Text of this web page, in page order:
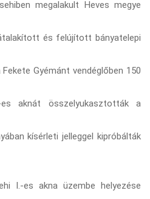
megalakult Heves megye
és felújított bányatelepi
Gyémánt vendéglőben 150
aknát összelyukasztották a
kísérleti jelleggel kipróbálták
I.-es akna üzembe helyezése